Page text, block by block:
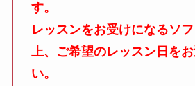
す。
レッスンをお受けになるソ
上、ご希望のレッスン日を
い。